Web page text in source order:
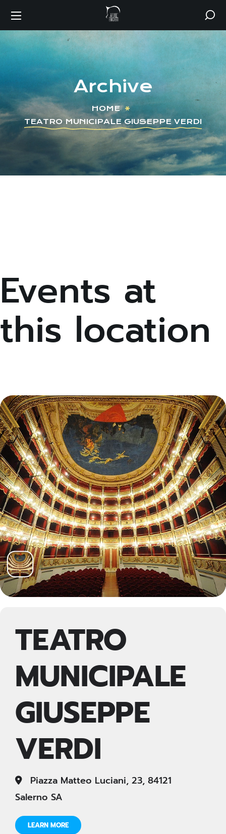
Archive
HOME
TEATRO MUNICIPALE GIUSEPPE VERDI
Events at
this location
TEATRO
MUNICIPALE
GIUSEPPE
VERDI
Piazza Matteo Luciani, 23, 84121
Salerno SA
LEARN MORE